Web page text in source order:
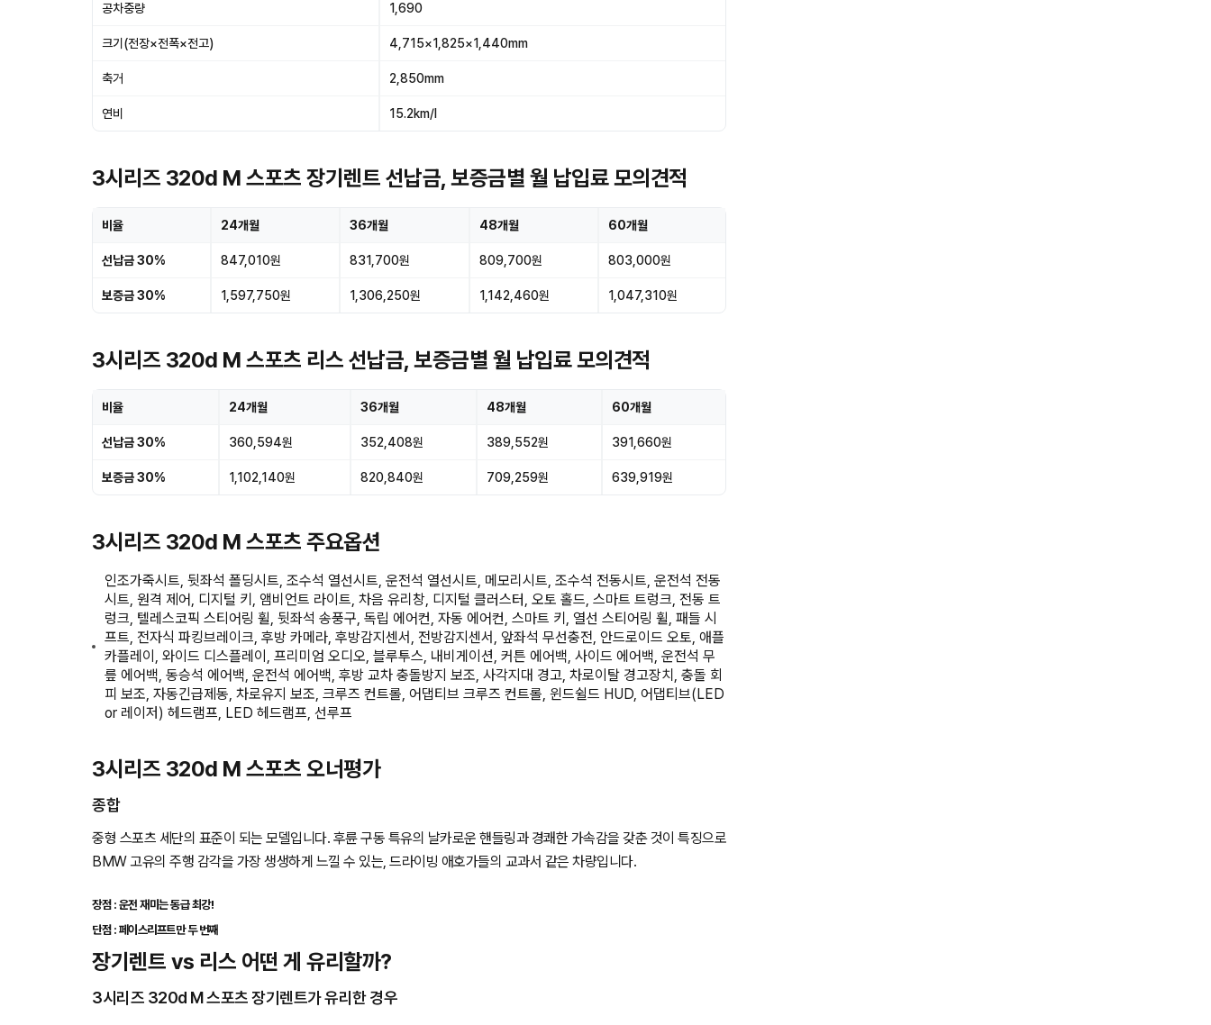
공차중량 1,690
크기(전장×전폭×전고) 4,715×1,825×1,440mm
축거 2,850mm
연비 15.2km/l
3시리즈 320d M 스포츠 장기렌트 선납금, 보증금별 월 납입료 모의견적
비율 24개월 36개월 48개월 60개월
선납금 30% 847,010원 831,700원 809,700원 803,000원
보증금 30% 1,597,750원 1,306,250원 1,142,460원 1,047,310원
3시리즈 320d M 스포츠 리스 선납금, 보증금별 월 납입료 모의견적
비율 24개월 36개월 48개월 60개월
선납금 30% 360,594원 352,408원 389,552원 391,660원
보증금 30% 1,102,140원 820,840원 709,259원 639,919원
3시리즈 320d M 스포츠 주요옵션
인조가죽시트, 뒷좌석 폴딩시트, 조수석 열선시트, 운전석 열선시트, 메모리시트, 조수석 전동시트, 운전석 전동
시트, 원격 제어, 디지털 키, 앰비언트 라이트, 차음 유리창, 디지털 클러스터, 오토 홀드, 스마트 트렁크, 전동 트
렁크, 텔레스코픽 스티어링 휠, 뒷좌석 송풍구, 독립 에어컨, 자동 에어컨, 스마트 키, 열선 스티어링 휠, 패들 시
프트, 전자식 파킹브레이크, 후방 카메라, 후방감지센서, 전방감지센서, 앞좌석 무선충전, 안드로이드 오토, 애플
카플레이, 와이드 디스플레이, 프리미엄 오디오, 블루투스, 내비게이션, 커튼 에어백, 사이드 에어백, 운전석 무
릎 에어백, 동승석 에어백, 운전석 에어백, 후방 교차 충돌방지 보조, 사각지대 경고, 차로이탈 경고장치, 충돌 회
피 보조, 자동긴급제동, 차로유지 보조, 크루즈 컨트롤, 어댑티브 크루즈 컨트롤, 윈드쉴드 HUD, 어댑티브(LED
or 레이저) 헤드램프, LED 헤드램프, 선루프
3시리즈 320d M 스포츠 오너평가
종합
중형 스포츠 세단의 표준이 되는 모델입니다. 후륜 구동 특유의 날카로운 핸들링과 경쾌한 가속감을 갖춘 것이 특징으로
BMW 고유의 주행 감각을 가장 생생하게 느낄 수 있는, 드라이빙 애호가들의 교과서 같은 차량입니다.
장점 : 운전 재미는 동급 최강!
단점 : 페이스리프트만 두 번째
장기렌트 vs 리스 어떤 게 유리할까?
3시리즈 320d M 스포츠 장기렌트가 유리한 경우